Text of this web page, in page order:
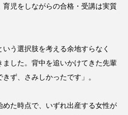
児をしながらの合格・受講は実質
いう選択肢を考える余地すらなく
ました。背中を追いかけてきた先輩
ず、さみしかったです」。
た時点で、いずれ出産する女性が